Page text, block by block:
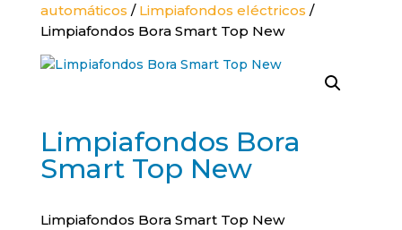
automáticos / Limpiafondos eléctricos /
Limpiafondos Bora Smart Top New
Limpiafondos Bora
Smart Top New
Limpiafondos Bora Smart Top New